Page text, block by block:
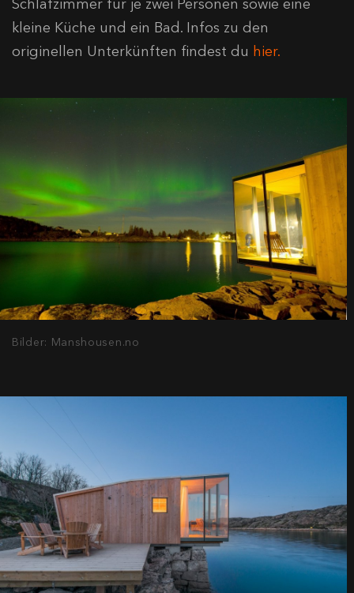
Schlafzimmer für je zwei Personen sowie eine
kleine Küche und ein Bad. Infos zu den
originellen Unterkünften findest du hier.
Bilder: Manshousen.no